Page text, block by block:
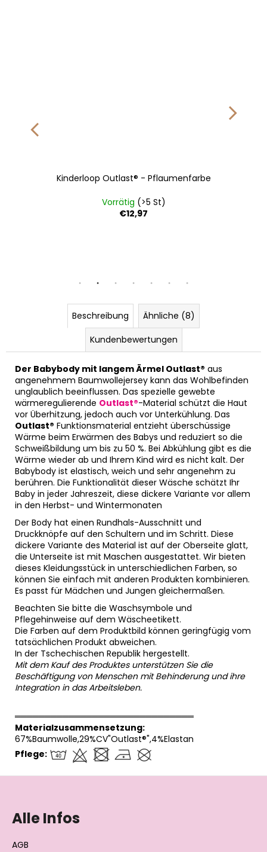
Kinderloop Outlast® - Pflaumenfarbe
Vorrätig (>5 St)
€12,97
Beschreibung
Ähnliche (8)
Kundenbewertungen
Der Babybody mit langem Ärmel Outlast® aus
angenehmem Baumwollejersey kann das Wohlbefinden
unglaublich beeinflussen. Das spezielle gewebte
wärmeregulierende Outlast®-Material schützt die Haut
vor Überhitzung, jedoch auch vor Unterkühlung. Das
Outlast® Funktionsmaterial entzieht überschüssige
Wärme beim Erwärmen des Babys und reduziert so die
Schweißbildung um bis zu 50 %. Bei Abkühlung gibt es die
Wärme wieder ab und Ihrem Kind wird es nicht kalt. Der
Babybody ist elastisch, weich und sehr angenehm zu
berühren. Die Funktionalität dieser Wäsche schätzt Ihr
Baby in jeder Jahreszeit, diese dickere Variante vor allem
in den Herbst- und Wintermonaten
Der Body hat einen Rundhals-Ausschnitt und
Druckknöpfe auf den Schultern und im Schritt. Diese
dickere Variante des Material ist auf der Oberseite glatt,
die Unterseite ist mit Maschen ausgestattet. Wir bieten
dieses Kleidungsstück in unterschiedlichen Farben, so
können Sie einfach mit anderen Produkten kombinieren.
Es passt für Mädchen und Jungen gleichermaßen.
Beachten Sie bitte die Waschsymbole und
Pflegehinweise auf dem Wäscheetikett.
Die Farben auf dem Produktbild können geringfügig vom
tatsächlichen Produkt abweichen.
In der Tschechischen Republik hergestellt.
Mit dem Kauf des Produktes unterstützen Sie die
Beschäftigung von Menschen mit Behinderung und ihre
Integration in das Arbeitsleben.
══════════════════════════════
Materialzusammensetzung:
67%Baumwolle,29%CV"Outlast®",4%Elastan
Pflege:
F
Alle Infos
AGB